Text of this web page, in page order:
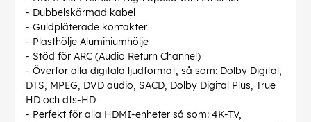
- Dubbelskärmad kabel
- Guldpläterade kontakter
- Plasthölje Aluminiumhölje
- Stöd för ARC (Audio Return Channel)
- Överför alla digitala ljudformat, så som: Dolby Digital,
DTS, MPEG, DVD audio, SACD, Dolby Digital Plus, True
HD och dts-HD
- Perfekt för alla HDMI-enheter så som: 4K-TV,